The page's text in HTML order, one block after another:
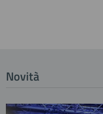
Novità